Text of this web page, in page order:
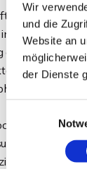
Wir
und die
Website an
der Dienste
"Der Bunker"
einem
des massiven
eröffnen